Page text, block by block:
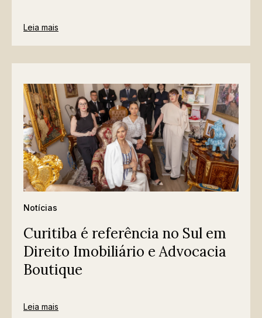
Leia mais
Notícias
Curitiba é referência no Sul em
Direito Imobiliário e Advocacia
Boutique
Leia mais